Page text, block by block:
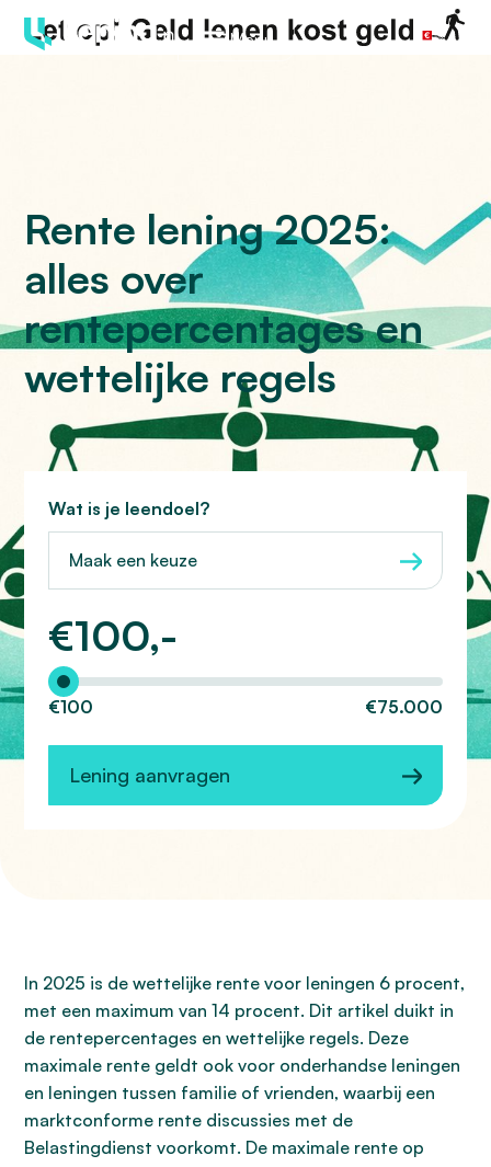
Menu
Rente lening 2025:
alles over
rentepercentages en
wettelijke regels
Wat is je leendoel?
Maak een keuze
€100,-
Hoeveel wilt u lenen?
€100 €75.000
Lening aanvragen
In 2025 is de wettelijke rente voor leningen 6 procent,
met een maximum van 14 procent. Dit artikel duikt in
de rentepercentages en wettelijke regels. Deze
maximale rente geldt ook voor onderhandse leningen
en leningen tussen familie of vrienden, waarbij een
marktconforme rente discussies met de
Belastingdienst voorkomt. De maximale rente op